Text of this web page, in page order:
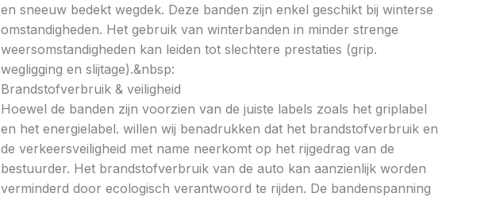
en sneeuw bedekt wegdek. Deze banden zijn enkel geschikt bij winterse
omstandigheden. Het gebruik van winterbanden in minder strenge
weersomstandigheden kan leiden tot slechtere prestaties (grip.
wegligging en slijtage).&nbsp:
Brandstofverbruik & veiligheid
Hoewel de banden zijn voorzien van de juiste labels zoals het griplabel
en het energielabel. willen wij benadrukken dat het brandstofverbruik en
de verkeersveiligheid met name neerkomt op het rijgedrag van de
bestuurder. Het brandstofverbruik van de auto kan aanzienlijk worden
verminderd door ecologisch verantwoord te rijden. De bandenspanning